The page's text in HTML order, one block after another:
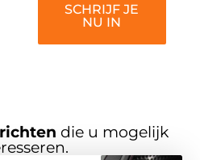
SCHRIJF JE
NU IN
die u mogelijk